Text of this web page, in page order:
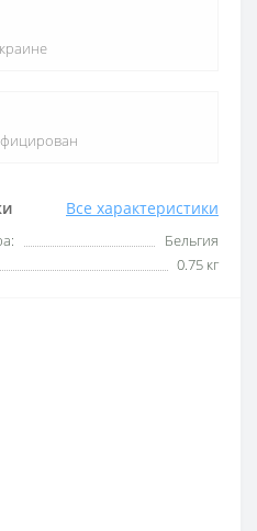
Все характеристики
Бельгия
0.75 кг